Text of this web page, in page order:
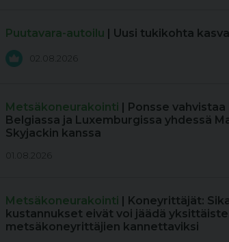
Puutavara-autoilu | Uusi tukikohta
02.08.2026
Metsäkoneurakointi | Ponsse
Belgiassa ja Luxemburgissa yhdessä
Skyjackin kanssa
01.08.2026
Metsäkoneurakointi | Koneyrittäjät:
kustannukset eivät voi jäädä
metsäkoneyrittäjien kannettaviksi